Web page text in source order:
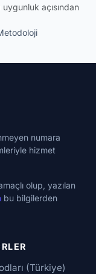
açısından
numara
hizmet
olup, yazılan
bu bilgilerden
(Türkiye)